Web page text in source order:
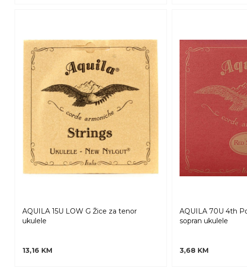
AQUILA 15U LOW G Žice za tenor
ukulele
13,16 KM
AQUILA 70U 4th
sopran ukulele
3,68 KM